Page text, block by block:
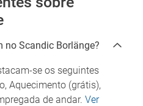
no Scandic Borlänge?
se os seguintes
Aquecimento (grátis),
de andar. Ver